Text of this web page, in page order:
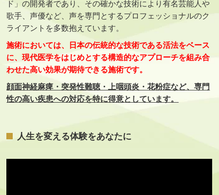
ド」の開発者であり、その確かな技術により有名芸能人や
歌手、声優など、声を専門とするプロフェッショナルのク
ライアントを多数抱えています。
施術においては、日本の伝統的な技術である活法をベース
に、現代医学をはじめとする構造的なアプローチを組み合
わせた高い効果が期待できる施術です。
顔面神経麻痺・突発性難聴・上咽頭炎・花粉症など、専門
性の高い疾患への対応を特に得意としています。
人生を変える体験をあなたに